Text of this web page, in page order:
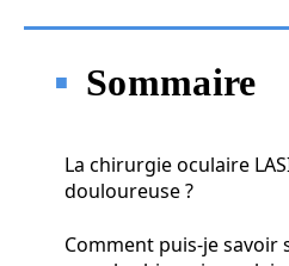
Sommaire
La chirurgie oculaire
douloureuse ?
Comment puis-je savoir